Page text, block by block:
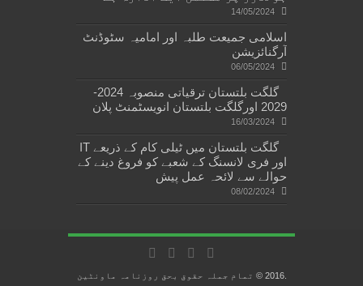
14/05/2024
اسلامی جمیعت طلبہ اور امامیہ سٹوڈنٹ
آرگنائزیشن
06/05/2024
گلگت بلتستان ترقیاتی منصوبہ 2024-
2029 اورگلگت بلتستان انویسٹمنٹ پلان
16/03/2024
گلگت بلتستان میں ٹیلی کام کے ذریعے IT
اور فری لانسنگ کے شعبے کو فروغ دینے کے
حوالے سے لائحہ عمل پیش
08/02/2024
.2016 © تمام جملہ حقوق بحق روزنامہ ماونٹین